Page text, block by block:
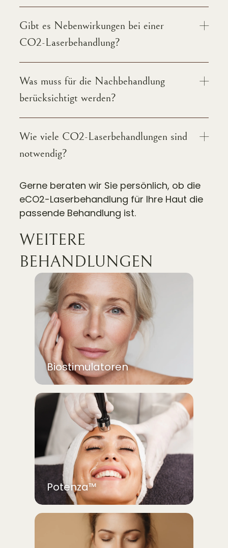
Gibt es Nebenwirkungen bei einer
CO2-Laserbehandlung?
Was muss für die Nachbehandlung
berücksichtigt werden?
Wie viele CO2-Laserbehandlungen sind
notwendig?
Gerne beraten wir Sie persönlich, ob die
eCO2-Laserbehandlung für Ihre Haut die
passende Behandlung ist.
WEITERE
BEHANDLUNGEN
Biostimulatoren
Potenza™